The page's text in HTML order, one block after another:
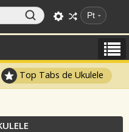
Pt
Top Tabs de Ukulele